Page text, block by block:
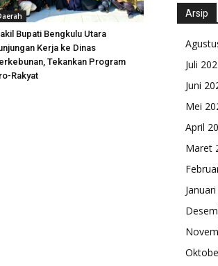
Bupati Bengkulu Utara
Kerja ke Dinas
Tekankan Program
Rakyat
Arsip
Juli
Juni
Mei
April
Maret